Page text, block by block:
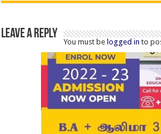
Leave a Reply
You must belogged in to